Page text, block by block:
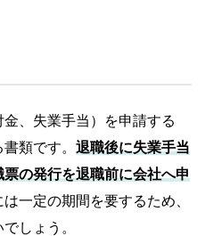
、失業手当）を申請する
類です。 退職後に失業手当
の発行を退職前に会社へ申
一定の期間を要するため、
しょう。